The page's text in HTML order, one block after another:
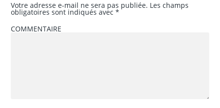
Votre adresse e-mail ne sera pas publiée. Les champs
obligatoires sont indiqués avec*
COMMENTAIRE